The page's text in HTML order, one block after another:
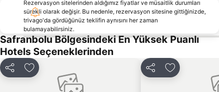
Rezervasyon sitelerinden aldığımız fiyatlar ve müsaitlik durumları
sürekli olarak değişir. Bu nedenle, rezervasyon sitesine gittiğinizde,
trivago'da gördüğünüz teklifin aynısını her zaman
bulamayabilirsiniz.
Safranbolu Bölgesindeki En Yüksek Puanlı
Hotels Seçeneklerinden
Paylaş Favorilerime ekle Paylaş Favorilerime